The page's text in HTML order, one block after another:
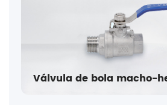
Válvula de bola macho-